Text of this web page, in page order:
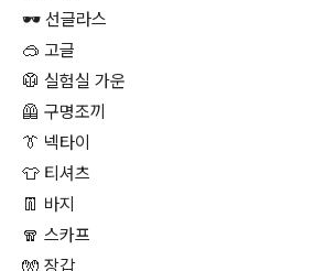
🕶 선글라스
🥽 고글
🥼 실험실 가운
🦺 구명조끼
👔 넥타이
👕 티셔츠
👖 바지
🧣 스카프
🧤 장갑